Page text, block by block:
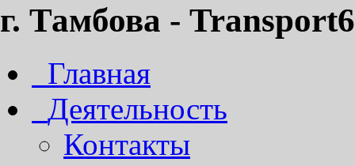
г. Тамбова -
Главная
Деятельность
Контакты